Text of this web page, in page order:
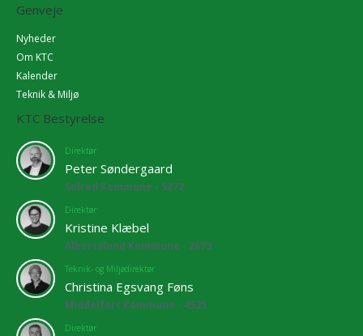
Genveje
Nyheder
Om KTC
Kalender
Teknik & Miljø
KTC Bestyrelse
Direktør
Peter Søndergaard
Solrød Kommune - 5272
Direktør
Kristine Klæbel
Albertslund Kommune - 2673
Teknik- og Miljødirektør
Christina Egsvang Føns
Middelfart Kommune - 4525
Direktør